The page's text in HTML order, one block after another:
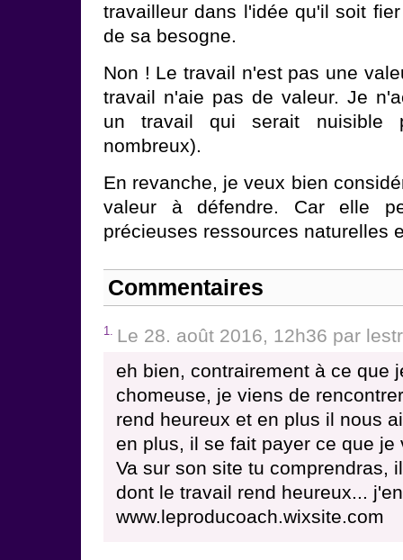
travailleur dans l'idée qu'il soit
de sa besogne.
Non ! Le travail n'est pas une
travail n'aie pas de valeur. Je
un travail qui serait nuisible
nombreux).
En revanche, je veux bien
valeur à défendre. Car elle
précieuses ressources naturelles
Commentaires
1. Le 28. août 2016, 12h36 par
eh bien, contrairement à ce que
chomeuse, je viens de
rend heureux et en plus il nous
en plus, il se fait payer ce que je
Va sur son site tu comprendras,
dont le travail rend heureux...
www.leproducoach.wixsite.com